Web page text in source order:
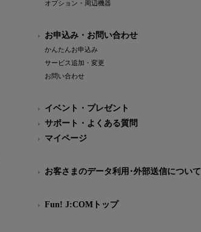
オプション・周辺機器
お申込み・お問い合わせ
かんたんお申込み
サービス追加・変更
お問い合わせ
イベント・プレゼント
サポート・よくある質問
マイページ
お客さまのデータ利用･外部送信について
Fun! J:COMトップ